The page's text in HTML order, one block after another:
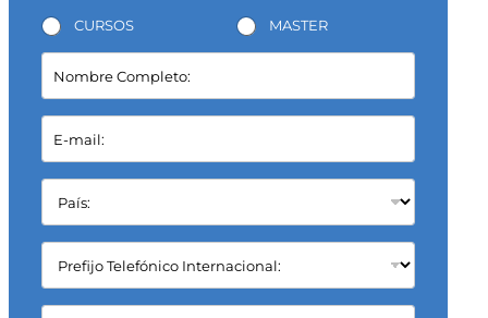
CURSOS MASTER
N
m
b
e
C
m
p
e
t
E
m
a
l
*
P
í
s
*
C
m
p